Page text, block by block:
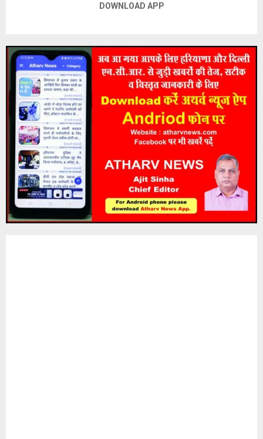
DOWNLOAD APP